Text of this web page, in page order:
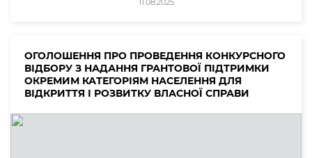
11.08.2025
ОГОЛОШЕННЯ ПРО ПРОВЕДЕННЯ КОНКУРСНОГО
ВІДБОРУ З НАДАННЯ ГРАНТОВОЇ ПІДТРИМКИ
ОКРЕМИМ КАТЕГОРІЯМ НАСЕЛЕННЯ ДЛЯ
ВІДКРИТТЯ І РОЗВИТКУ ВЛАСНОЇ СПРАВИ